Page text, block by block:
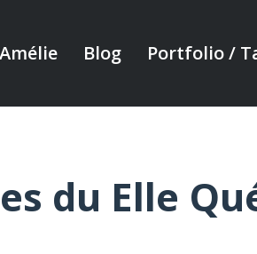
Amélie Blog Portfolio /
du Elle